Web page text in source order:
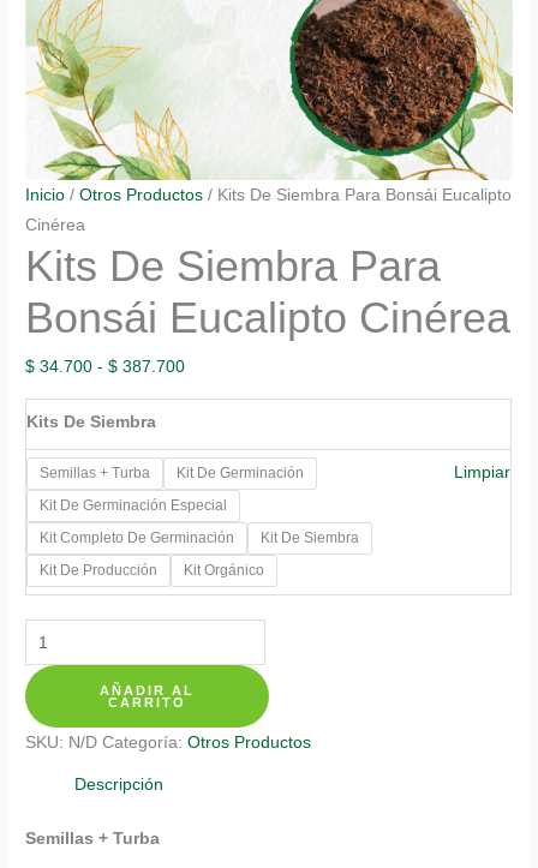
Inicio /Otros Productos / Kits De Siembra Para Bonsái Eucalipto
Cinérea
Kits De Siembra Para
Bonsái Eucalipto Cinérea
$ 34.700 - $ 387.700Rango
de
desde
$ 34.700
hasta
$ 387.700
Kits De Siembra
Semillas + Turba
Kit De Germinación
Kit De Germinación Especial
Kit Completo De Germinación
Kit De Siembra
Kit De Producción
Kit Orgánico
Limpiar
Kits
De
Siembra
Para
Bonsái
Eucalipto
cantidad
AÑADIR AL
CARRITO
SKU: N/D Categoría:Otros Productos
Descripción
Semillas + Turba